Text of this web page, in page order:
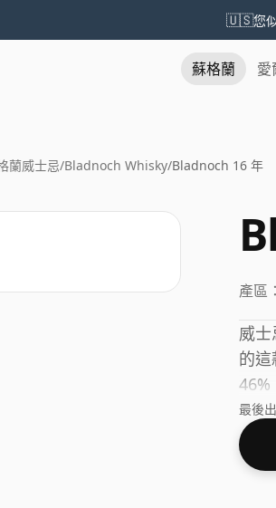
🇺🇸您
蘇格蘭 愛
蘭威士忌/Bladnoch Whisky/Bladnoch 16 年
產區：
威
的
46%
最後